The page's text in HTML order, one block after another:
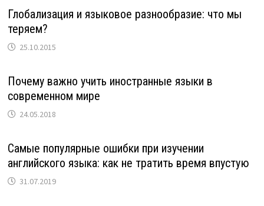
Глобализация и языковое разнообразие: что мы
теряем?
25.10.2015
Почему важно учить иностранные языки в
современном мире
24.05.2018
Самые популярные ошибки при изучении
английского языка: как не тратить время впустую
31.07.2019